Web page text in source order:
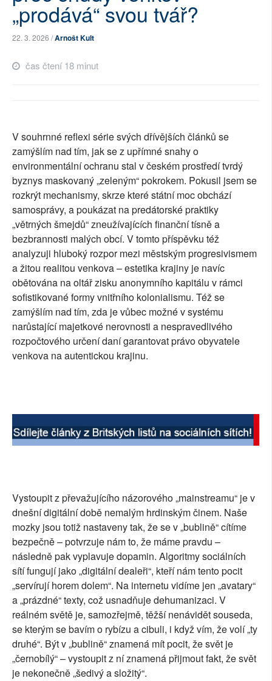
SOCIÁLNÍ SÍTĚ
RUBRIKY
PLNÁ VERZE STRÁNEK
„prodává“ svou tvář?
22. 3. 2026 /Arnošt Kult
čas čtení 18 minut
V souhrnné reflexi série svých dřívějších článků se
zamýšlím nad tím, jak se z upřímné snahy o
environmentální ochranu stal v českém prostředí tvrdý
byznys maskovaný „zeleným“ pokrokem. Pokusil jsem se
rozkrýt mechanismy, skrze které státní moc obchází
samosprávy, a poukázat na predátorské praktiky
„větrných šmejdů“ zneužívajících finanční tísně a
bezbrannosti malých obcí. V tomto příspěvku též
analyzuji hluboký rozpor mezi městským progresivismem
a žitou realitou venkova – estetika krajiny je navíc
obětována na oltář zisku anonymního kapitálu v rámci
sofistikované formy vnitřního kolonialismu. Též se
zamýšlím nad tím, zda je vůbec možné v systému
narůstající majetkové nerovnosti a nespravedlivého
rozpočtového určení daní garantovat právo obyvatele
venkova na autentickou krajinu.
Vystoupit z převažujícího názorového „mainstreamu“ je v
dnešní digitální době nemalým hrdinským činem. Naše
mozky jsou totiž nastaveny tak, že se v „bublině“ cítíme
bezpečně – potvrzuje nám to, že máme pravdu –
následně pak vyplavuje dopamin. Algoritmy sociálních
sítí fungují jako „digitální dealeři“, kteří nám tento pocit
„servírují horem dolem“. Na internetu vidíme jen „avatary“
a „prázdné“ texty, což usnadňuje dehumanizaci. V
reálném světě je, samozřejmě, těžší nenávidět souseda,
se kterým se bavím o rybízu a cibuli, i když vím, že volí „ty
druhé“. Být v „bublině“ znamená mít pocit, že svět je
„černobílý“ – vystoupit z ní znamená přijmout fakt, že svět
je nekonečně „šedivý a složitý“.